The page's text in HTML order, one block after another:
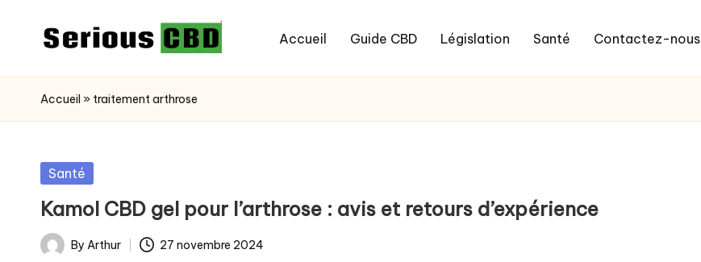
Accueil Guide CBD Législation Santé Contactez-nous
Accueil » traitement arthrose
Posted
Santé
Kamol CBD gel pour l’arthrose : avis et retours d’expérience
Posted
By Arthur 27 novembre 2024